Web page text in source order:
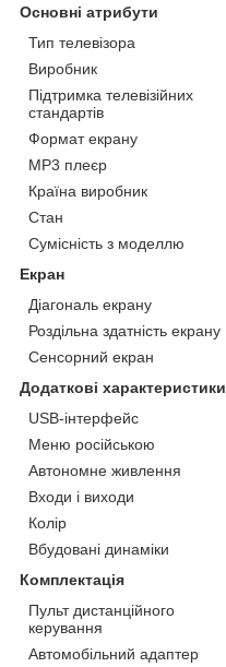
Основні атрибути
Тип телевізора
Виробник
Підтримка телевізійних
стандартів
Формат екрану
MP3 плеєр
Країна виробник
Стан
Сумісність з моделлю
Екран
Діагональ екрану
Роздільна здатність екрану
Сенсорний екран
Додаткові характеристики
USB-інтерфейс
Меню російською
Автономне живлення
Входи і виходи
Колір
Вбудовані динаміки
Комплектація
Пульт дистанційного
керування
Автомобільний адаптер